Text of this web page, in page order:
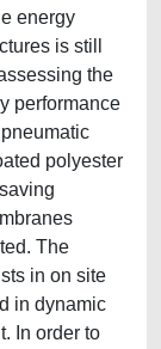
energy
is still
the
performance
polyester
The
in on site
in dynamic
In order to